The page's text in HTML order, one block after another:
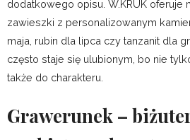
dodatkowego opisu. W.KRUK oferuje
zawieszki z personalizowanym
maja, rubin dla lipca czy tanzanit dla
często staje się ulubionym, bo nie
także do charakteru.
Grawerunek –